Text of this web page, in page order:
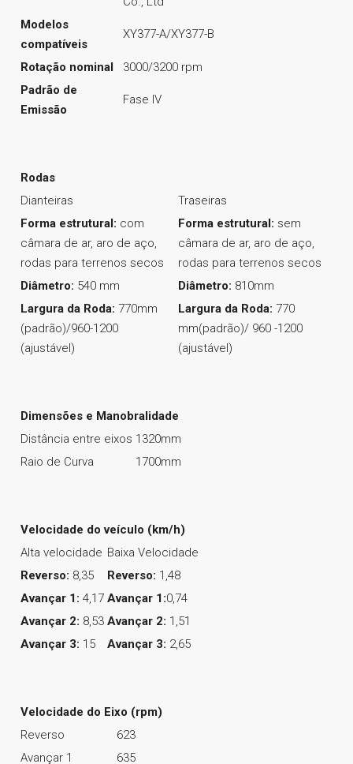
Modelos
compatíveis
XY377-A/XY377-B
Rotação nominal
3000/3200 rpm
Padrão de
Emissão
Fase IV
Rodas
Dianteiras
Traseiras
Forma estrutural: com
câmara de ar, aro de aço,
rodas para terrenos secos
Forma estrutural: sem
câmara de ar, aro de aço,
rodas para terrenos secos
Diâmetro: 540 mm Diâmetro: 810mm
Largura da Roda: 770mm
(padrão)/960-1200
(ajustável)
Largura da Roda: 770
mm(padrão)/ 960 -1200
(ajustável)
Dimensões e Manobralidade
Distância entre eixos 1320mm
Raio de Curva
1700mm
Velocidade do veículo (km/h)
Alta velocidade Baixa Velocidade
Reverso: 8,35 Reverso: 1,48
Avançar 1: 4,17 Avançar 1:0,74
Avançar 2: 8,53 Avançar 2: 1,51
Avançar 3: 15 Avançar 3: 2,65
Velocidade do Eixo (rpm)
Reverso
623
Avançar 1
635